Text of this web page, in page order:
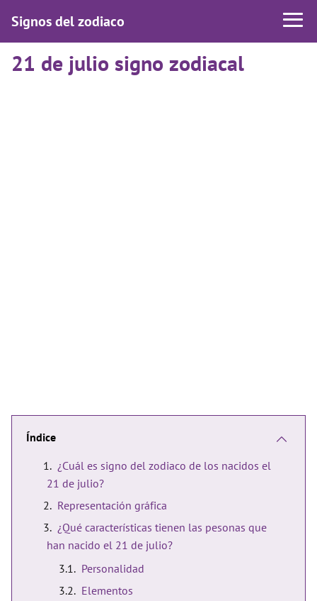
Signos del zodiaco
21 de julio signo zodiacal
Índice
¿Cuál es signo del zodiaco de los nacidos el
21 de julio?
Representación gráfica
¿Qué características tienen las pesonas que
han nacido el 21 de julio?
Personalidad
Elementos